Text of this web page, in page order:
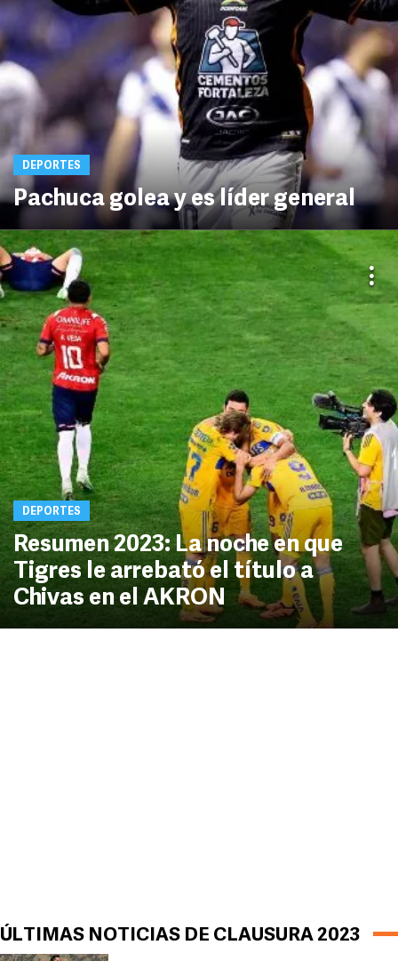
DEPORTES
Pachuca golea y es líder general
DEPORTES
Resumen 2023: La noche en que
Tigres le arrebató el título a
Chivas en el AKRON
ÚLTIMAS NOTICIAS DE CLAUSURA 2023